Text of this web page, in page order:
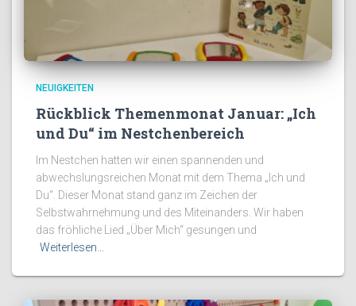
NEUIGKEITEN
Rückblick Themenmonat Januar: „Ich
und Du“ im Nestchenbereich
Im Nestchen hatten wir einen spannenden und
abwechslungsreichen Monat mit dem Thema „Ich und
Du“. Dieser Monat stand ganz im Zeichen der
Selbstwahrnehmung und des Miteinanders. Wir haben
das fröhliche Lied „Über Mich“ gesungen und
Weiterlesen…